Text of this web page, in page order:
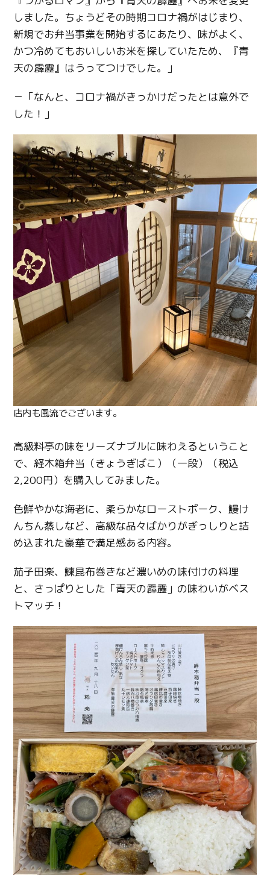
しました。ちょうどその時期コロナ禍がはじまり、
新規でお弁当事業を開始するにあたり、味がよく、
かつ冷めてもおいしいお米を探していたため、『青
天の霹靂』はうってつけでした。」
－「なんと、コロナ禍がきっかけだったとは意外で
した！」
店内も風流でございます。
高級料亭の味をリーズナブルに味わえるということ
で、経木箱弁当（きょうぎばこ）（一段）（税込
2,200円）を購入してみました。
色鮮やかな海老に、柔らかなローストポーク、鰻け
んちん蒸しなど、高級な品々ばかりがぎっしりと詰
め込まれた豪華で満足感ある内容。
茄子田楽、鰊昆布巻きなど濃いめの味付けの料理
と、さっぱりとした「青天の霹靂」の味わいがベス
トマッチ！